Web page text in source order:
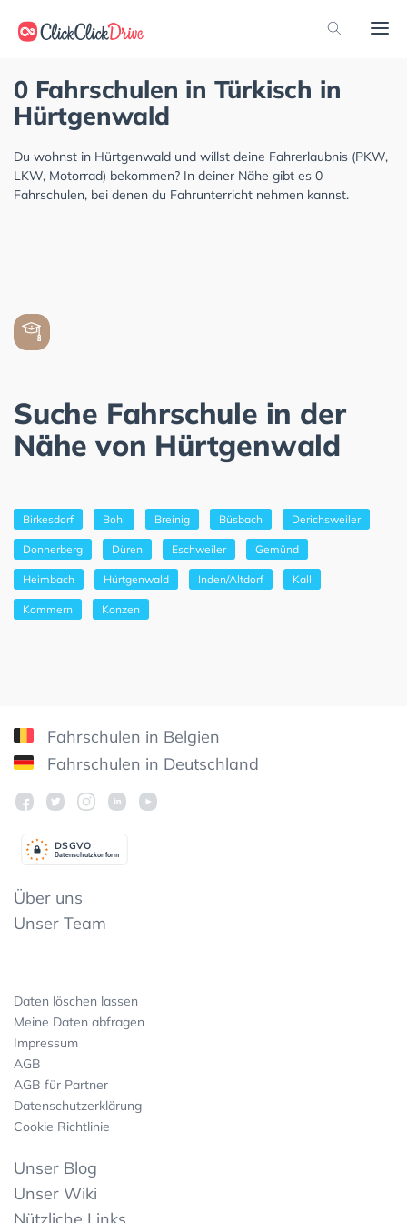
0 Fahrschulen in Türkisch in
Hürtgenwald
Du wohnst in Hürtgenwald und willst deine Fahrerlaubnis (PKW,
LKW, Motorrad) bekommen? In deiner Nähe gibt es 0
Fahrschulen, bei denen du Fahrunterricht nehmen kannst.
Suche Fahrschule in der
Nähe von Hürtgenwald
Birkesdorf Bohl Breinig Büsbach Derichsweiler
Donnerberg Düren Eschweiler Gemünd
Heimbach Hürtgenwald Inden/Altdorf Kall
Kommern Konzen
Fahrschulen in Belgien
Fahrschulen in Deutschland
Datenschutzkonform
DSGVO
Über uns
Unser Team
Daten löschen lassen
Meine Daten abfragen
Impressum
AGB
AGB für Partner
Datenschutzerklärung
Cookie Richtlinie
Unser Blog
Unser Wiki